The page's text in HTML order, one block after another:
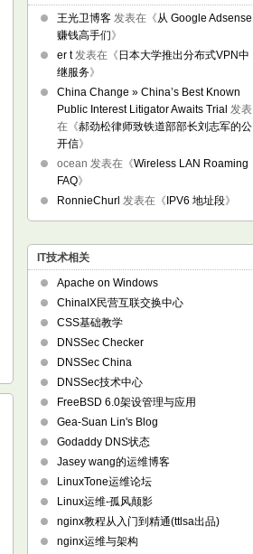
王光卫博客 发表在《从 Google Adsense
赚钱高手们》
er t发表在《 日本大学推出分布式VPN中
继服务》
China Change » China’s Best Known
Public Interest Litigator Awaits Trial 发表
在《郝劲松律师致铁道部部长刘志军的公
开信》
ocean 发表在《Wireless LAN Roaming
FAQ》
RonnieChurl 发表在《 IPV6 地址段》
IT技术相关
Apache on Windows
ChinaIX民营互联交换中心
CSS基础教学
DNSSec Checker
DNSSec China
DNSSec技术中心
FreeBSD 6.0架设管理与应用
Gea-Suan Lin's Blog
Godaddy DNS状态
Jasey wang的运维博客
LinuxTone运维论坛
Linux运维-孤风颠影
nginx教程从入门到精通(ttlsa出品)
nginx运维与架构